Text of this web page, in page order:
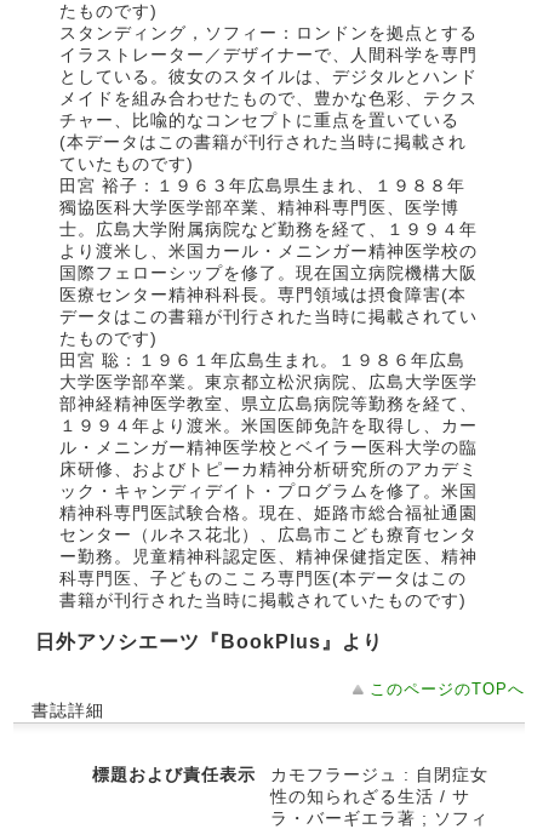
たものです)
スタンディング，ソフィー：ロンドンを拠点とする
イラストレーター／デザイナーで、人間科学を専門
としている。彼女のスタイルは、デジタルとハンド
メイドを組み合わせたもので、豊かな色彩、テクス
チャー、比喩的なコンセプトに重点を置いている
(本データはこの書籍が刊行された当時に掲載され
ていたものです)
田宮 裕子：１９６３年広島県生まれ、１９８８年
獨協医科大学医学部卒業、精神科専門医、医学博
士。広島大学附属病院など勤務を経て、１９９４年
より渡米し、米国カール・メニンガー精神医学校の
国際フェローシップを修了。現在国立病院機構大阪
医療センター精神科科長。専門領域は摂食障害(本
データはこの書籍が刊行された当時に掲載されてい
たものです)
田宮 聡：１９６１年広島生まれ。１９８６年広島
大学医学部卒業。東京都立松沢病院、広島大学医学
部神経精神医学教室、県立広島病院等勤務を経て、
１９９４年より渡米。米国医師免許を取得し、カー
ル・メニンガー精神医学校とベイラー医科大学の臨
床研修、およびトピーカ精神分析研究所のアカデミ
ック・キャンディデイト・プログラムを修了。米国
精神科専門医試験合格。現在、姫路市総合福祉通園
センター（ルネス花北）、広島市こども療育センタ
ー勤務。児童精神科認定医、精神保健指定医、精神
科専門医、子どものこころ専門医(本データはこの
書籍が刊行された当時に掲載されていたものです)
日外アソシエーツ『BookPlus』より
このページのTOPへ
書誌詳細
標題および責任表示
カモフラージュ : 自閉症女
性の知られざる生活 / サ
ラ・バーギエラ著 ; ソフィ